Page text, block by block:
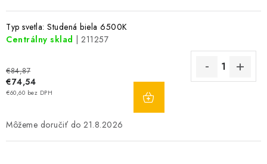
Typ svetla: Studená biela 6500K
Centrálny sklad
| 211257
€84,87
€74,54
€60,60 bez DPH
21.8.2026